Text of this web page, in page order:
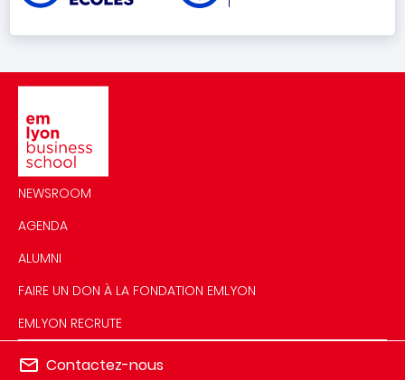
NEWSROOM
AGENDA
ALUMNI
FAIRE UN DON À LA FONDATION EMLYON
EMLYON RECRUTE
Contactez-nous